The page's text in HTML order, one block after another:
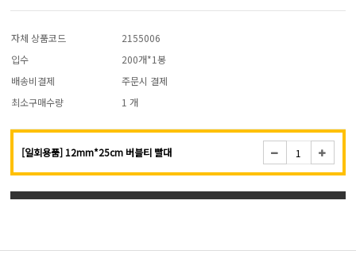
자체 상품코드
2155006
입수
200개*1봉
배송비결제
주문시 결제
최소구매수량
1 개
[일회용품] 12mm*25cm 버블티 빨대